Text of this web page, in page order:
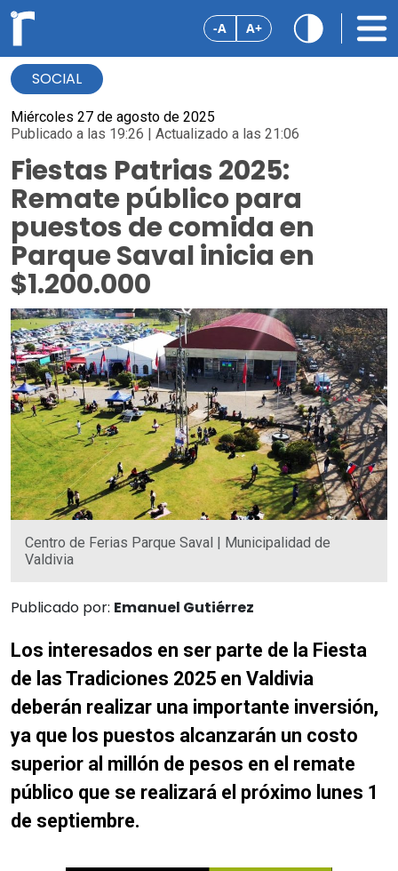
-A A+
SOCIAL
Miércoles 27 de agosto de 2025
Publicado a las 19:26 | Actualizado a las 21:06
Fiestas Patrias 2025:
Remate público para
puestos de comida en
Parque Saval inicia en
$1.200.000
Centro de Ferias Parque Saval | Municipalidad de
Valdivia
Publicado por: Emanuel Gutiérrez
Los interesados en ser parte de la Fiesta
de las Tradiciones 2025 en Valdivia
deberán realizar una importante inversión,
ya que los puestos alcanzarán un costo
superior al millón de pesos en el remate
público que se realizará el próximo lunes 1
de septiembre.